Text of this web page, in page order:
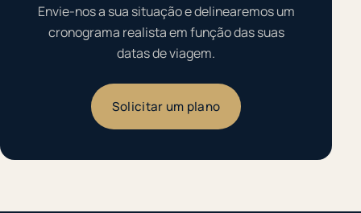
Envie-nos a sua situação e delinearemos um
cronograma realista em função das suas
datas de viagem.
Solicitar um plano